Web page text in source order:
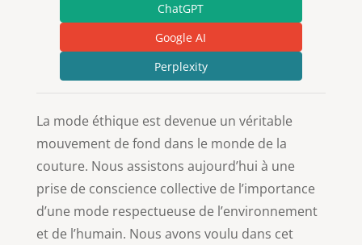
ChatGPT
Google AI
Perplexity
La mode éthique est devenue un véritable
mouvement de fond dans le monde de la
couture. Nous assistons aujourd’hui à une
prise de conscience collective de l’importance
d’une mode respectueuse de l’environnement
et de l’humain. Nous avons voulu dans cet